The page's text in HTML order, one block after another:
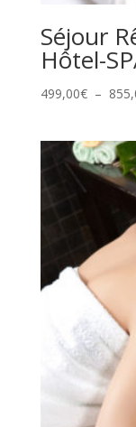
Séjour
Hôtel-
499,00€ –